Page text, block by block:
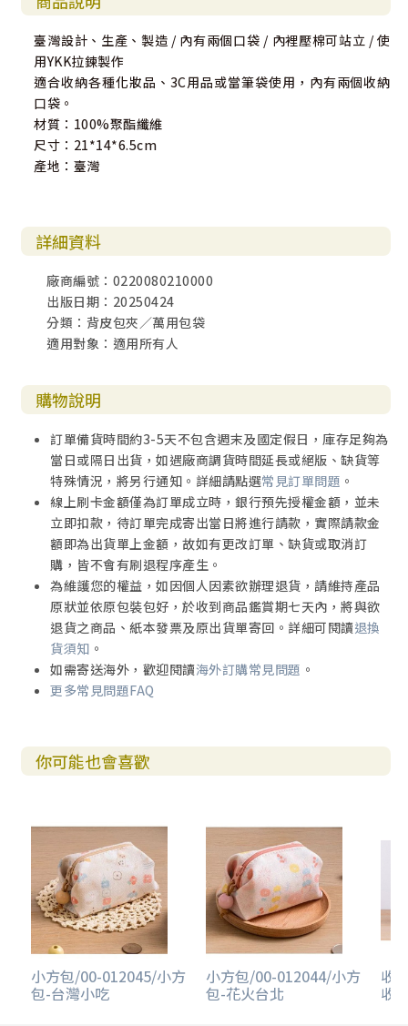
臺灣設計、生產、製造 / 內有兩個口袋 / 內裡壓棉可站立 / 使
用YKK拉鍊製作
適合收納各種化妝品、3C用品或當筆袋使用，內有兩個收納
口袋。
材質：100%聚酯纖維
尺寸：21*14*6.5cm
產地：臺灣
詳細資料
廠商編號：0220080210000
出版日期：20250424
分類：背皮包夾／萬用包袋
適用對象：適用所有人
購物說明
訂單備貨時間約3-5天不包含週末及國定假日，庫存足夠為
當日或隔日出貨，如遇廠商調貨時間延長或絕版、缺貨等
特殊情況，將另行通知。詳細請點選常見訂單問題 。
線上刷卡金額僅為訂單成立時，銀行預先授權金額，並未
立即扣款，待訂單完成寄出當日將進行請款，實際請款金
額即為出貨單上金額，故如有更改訂單、缺貨或取消訂
購，皆不會有刷退程序產生。
為維護您的權益，如因個人因素欲辦理退貨，請維持產品
原狀並依原包裝包好，於收到商品鑑賞期七天內，將與欲
退貨之商品、紙本發票及原出貨單寄回。詳細可閱讀退換
貨須知 。
如需寄送海外，歡迎閱讀海外訂購常見問題 。
更多常見問題FAQ
你可能也會喜歡
小方包/00-012045/小方
包-台灣小吃
小方包/00-012044/小方
包-花火台北
收
收